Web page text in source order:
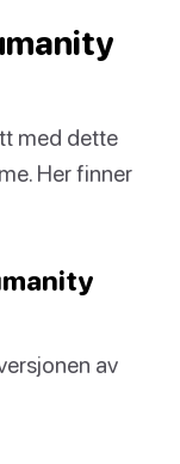
med dette
Her finner
av